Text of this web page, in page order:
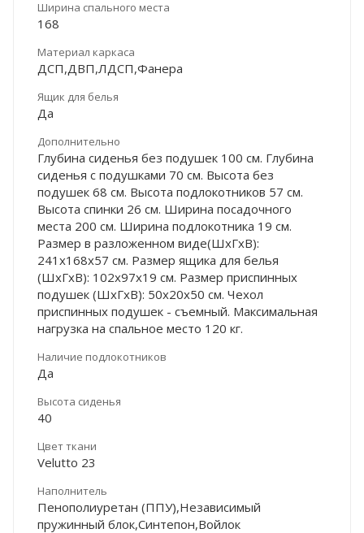
Ширина спального места
168
Материал каркаса
ДСП,ДВП,ЛДСП,Фанера
Ящик для белья
Да
Дополнительно
Глубина сиденья без подушек 100 см. Глубина
сиденья с подушками 70 см. Высота без
подушек 68 см. Высота подлокотников 57 см.
Высота спинки 26 см. Ширина посадочного
места 200 см. Ширина подлокотника 19 см.
Размер в разложенном виде(ШхГхВ):
241х168х57 см. Размер ящика для белья
(ШхГхВ): 102х97х19 см. Размер приспинных
подушек (ШхГхВ): 50х20х50 см. Чехол
приспинных подушек - съемный. Максимальная
нагрузка на спальное место 120 кг.
Наличие подлокотников
Да
Высота сиденья
40
Цвет ткани
Velutto 23
Наполнитель
Пенополиуретан (ППУ),Независимый
пружинный блок,Синтепон,Войлок